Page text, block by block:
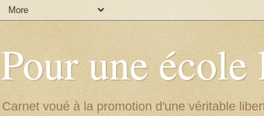
Pour une
Carnet voué à la promotion d'une véritable